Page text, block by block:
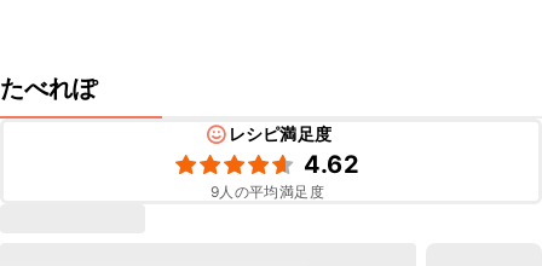
たべれぽ
レシピ満足度
4.62
9人の平均満足度